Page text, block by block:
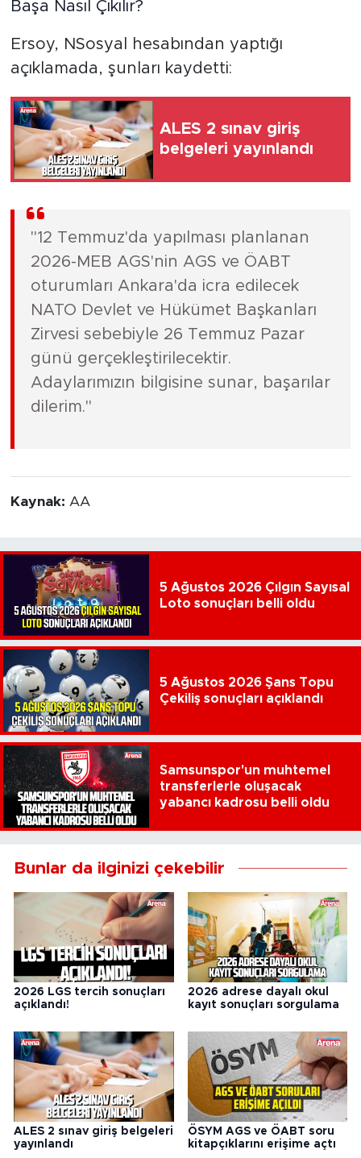
Ersoy, NSosyal hesabından yaptığı
açıklamada, şunları kaydetti:
ALES 2 sınav giriş
belgeleri yayınlandı
"12 Temmuz'da yapılması planlanan
2026-MEB AGS'nin AGS ve ÖABT
oturumları Ankara'da icra edilecek
NATO Devlet ve Hükümet Başkanları
Zirvesi sebebiyle 26 Temmuz Pazar
günü gerçekleştirilecektir.
Adaylarımızın bilgisine sunar, başarılar
dilerim."
Kaynak: AA
5 Ağustos 2026 Çılgın Sayısal
Loto sonuçları belli oldu
5 Ağustos 2026 Şans Topu
Çekiliş sonuçları açıklandı
Samsunspor'un muhtemel
transferlerle oluşacak
yabancı kadrosu belli oldu
Bunlar da ilginizi çekebilir
2026 LGS tercih sonuçları
açıklandı!
2026 adrese dayalı okul
kayıt sonuçları sorgulama
ALES 2 sınav giriş belgeleri
yayınlandı
ÖSYM AGS ve ÖABT soru
kitapçıklarını erişime açtı